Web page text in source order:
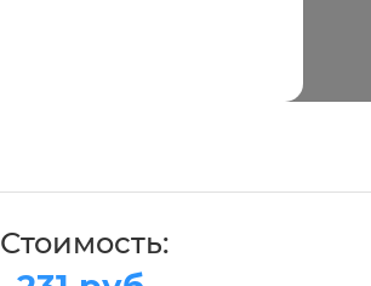
Стоимость: